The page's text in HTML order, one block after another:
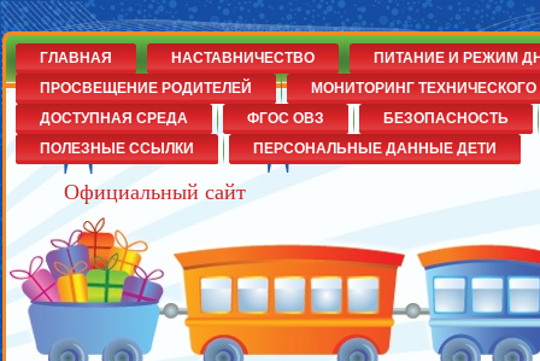
Детский сад№14
Официальный сайт
ГЛАВНАЯ НАСТАВНИЧЕСТВО
ПИТАНИЕ И РЕЖИМ
ПРОСВЕЩЕНИЕ РОДИТЕЛЕЙ
МОНИТОРИНГ
ДОСТУПНАЯ СРЕДА
ФГОС ОВЗ
БЕЗОПАСНОСТЬ
ПОЛЕЗНЫЕ ССЫЛКИ
ПЕРСОНАЛЬНЫЕ ДАННЫЕ ДЕТИ